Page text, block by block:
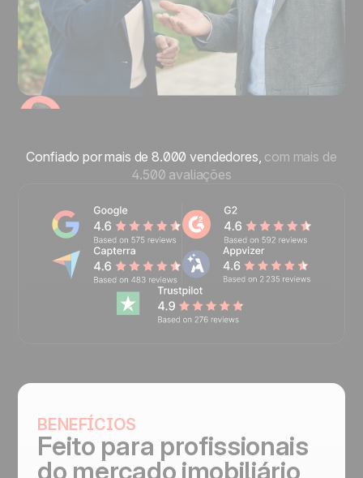
Confiado por mais de 8.000 vendedores, com mais de
4.500 avaliações
BENEFÍCIOS
Feito para profissionais
do mercado imobiliário